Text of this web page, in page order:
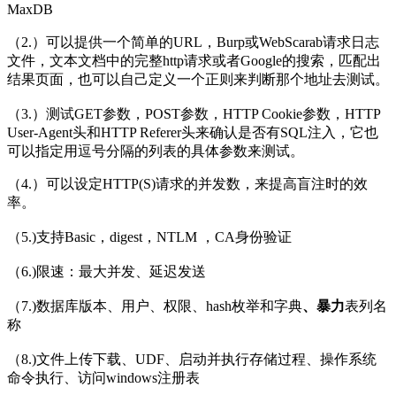
MaxDB
（2.）可以提供一个简单的URL，Burp或WebScarab请求日志
文件，文本文档中的完整http请求或者Google的搜索，匹配出
结果页面，也可以自己定义一个正则来判断那个地址去测试。
（3.）测试GET参数，POST参数，HTTP Cookie参数，HTTP
User-Agent头和HTTP Referer头来确认是否有SQL注入，它也
可以指定用逗号分隔的列表的具体参数来测试。
（4.）可以设定HTTP(S)请求的并发数，来提高盲注时的效
率。
（5.)支持Basic，digest，NTLM ，CA身份验证
（6.)限速：最大并发、延迟发送
（7.)数据库版本、用户、权限、hash枚举和字典、暴力表列名
称
（8.)文件上传下载、UDF、启动并执行存储过程、操作系统
命令执行、访问windows注册表